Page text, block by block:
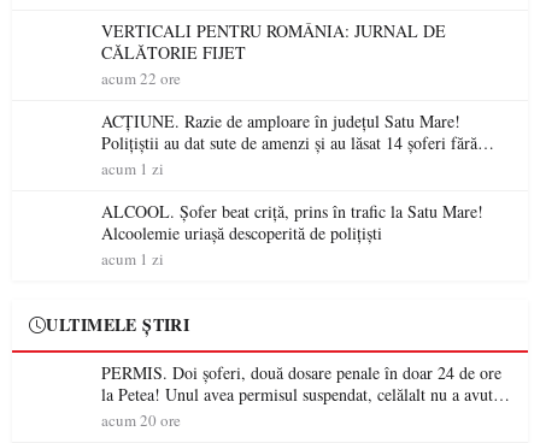
VERTICALI PENTRU ROMÂNIA: JURNAL DE
CĂLĂTORIE FIJET
acum 22 ore
ACȚIUNE. Razie de amploare în județul Satu Mare!
Polițiștii au dat sute de amenzi și au lăsat 14 șoferi fără
permis într-o singură zi
acum 1 zi
ALCOOL. Șofer beat criță, prins în trafic la Satu Mare!
Alcoolemie uriașă descoperită de polițiști
acum 1 zi
ULTIMELE ȘTIRI
PERMIS. Doi șoferi, două dosare penale în doar 24 de ore
la Petea! Unul avea permisul suspendat, celălalt nu a avut
niciodată permis
acum 20 ore